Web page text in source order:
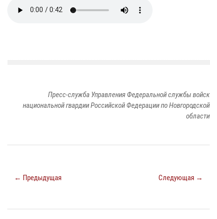
Пресс-служба Управления Федеральной службы войск
национальной гвардии Российской Федерации по Новгородской
области
← Предыдущая Следующая →